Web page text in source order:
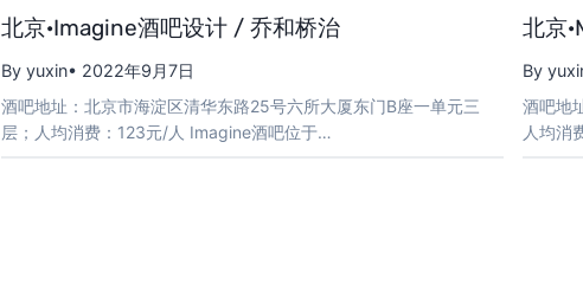
北京·Imagine酒吧设计 / 乔和桥治
By yuxin• 2022年9月7日
酒吧地址：北京市海淀区清华东路25号六所大厦东门B座一单元三
层；人均消费：123元/人 Imagine酒吧位于…
北京
By
酒吧地
人均消